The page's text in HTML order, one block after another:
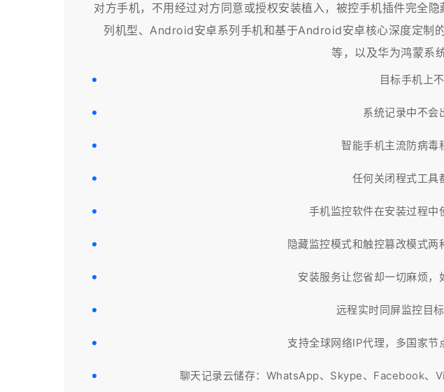
对方手机，不用经过对方同意或授权安装植入，被控手机插件完全
列机型、Android安卓系列手机和基于Android安卓核心深度定制
等，以及华为鸿蒙系
目标手机上
系统记录中不会
智能手机主流防病毒
任何关闭程式工具
手机监控软件在安装过程中
隐藏监控模式和触控篡改模式两
安装服务让您省却一切麻烦
远程实时同屏监控目
支持全球网络IP代理，多国家节
聊天记录云储存：WhatsApp、Skype、Facebook、